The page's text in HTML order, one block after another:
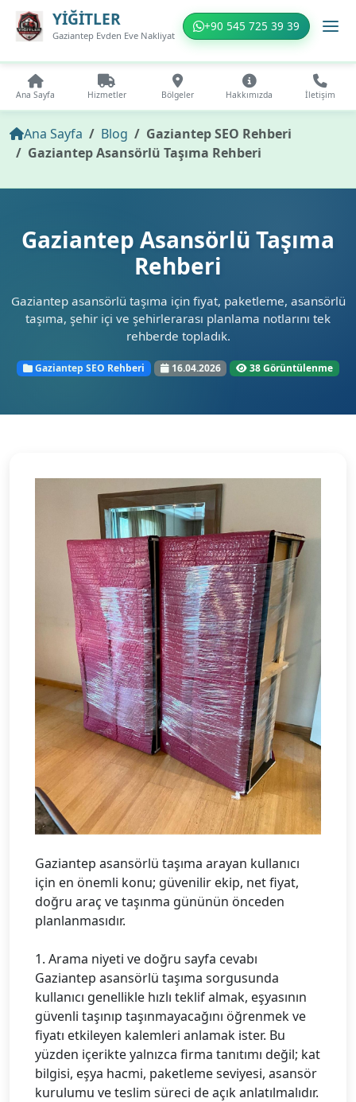
YİĞİTLER
Gaziantep Evden Eve Nakliyat
+90 545 725 39 39
Ana Sayfa Hizmetler Bölgeler Hakkımızda İletişim
Ana Sayfa Blog
Gaziantep SEO Rehberi
Gaziantep Asansörlü Taşıma Rehberi
Gaziantep Asansörlü Taşıma
Rehberi
Gaziantep asansörlü taşıma için fiyat, paketleme, asansörlü
taşıma, şehir içi ve şehirlerarası planlama notlarını tek
rehberde topladık.
Gaziantep SEO Rehberi 16.04.2026 38 Görüntülenme
Gaziantep asansörlü taşıma arayan kullanıcı
için en önemli konu; güvenilir ekip, net fiyat,
doğru araç ve taşınma gününün önceden
planlanmasıdır.
1. Arama niyeti ve doğru sayfa cevabı
Gaziantep asansörlü taşıma sorgusunda
kullanıcı genellikle hızlı teklif almak, eşyasının
güvenli taşınıp taşınmayacağını öğrenmek ve
fiyatı etkileyen kalemleri anlamak ister. Bu
yüzden içerikte yalnızca firma tanıtımı değil; kat
bilgisi, eşya hacmi, paketleme seviyesi, asansör
kurulumu ve teslim süreci de açık anlatılmalıdır.